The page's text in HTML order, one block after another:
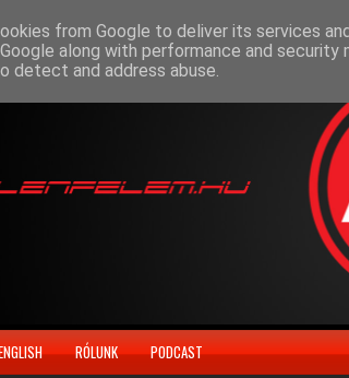
RÓLUNK PODCAST
from Google to deliver its services
along with performance and
detect and address abuse.